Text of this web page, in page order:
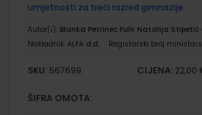
umjetnosti za treći razred gimnazije
Autor(i): Blanka Petrinec Fulir Natalija Stipetić
Nakladnik: ALFA d.d. Registarski broj
SKU: 567699 CIJENA: 22,00
ŠIFRA OMOTA: